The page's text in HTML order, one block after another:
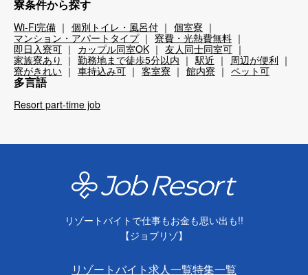
寮条件から探す
Wi-Fi完備 個別トイレ・風呂付
個室寮
マンション・アパートタイプ
寮費・光熱費無料
即日入寮可
カップル同室OK
友人同士同室可
家族寮あり
勤務地まで徒歩5分以内 駅近
周辺が便利
寮がきれい
車持込み可 客室寮 館内寮 ペット可
多言語
Resort part-time job
リゾートバイトで仕事もお金も思い出も!!
【ジョブリゾ】
リゾートバイト求人一覧特集一覧